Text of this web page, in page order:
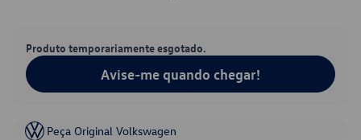
Produto temporariamente esgotado.
Avise-me quando chegar!
Peça Original Volkswagen